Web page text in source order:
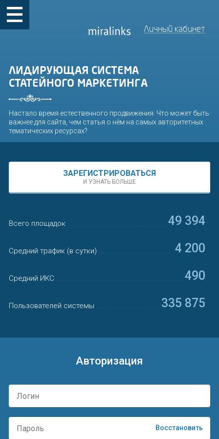
Личный кабинет
Авторизация
Восстановить
ЛИДИРУЮЩАЯ СИСТЕМА
СТАТЕЙНОГО МАРКЕТИНГА
Настало время естественного продвижения. Что может быть
важнее для сайта, чем статья о нём на самых авторитетных
тематических ресурсах?
ЗАРЕГИСТРИРОВАТЬСЯ
И УЗНАТЬ БОЛЬШЕ
Всего площадок 49 394
Средний трафик (в сутки) 4 200
Средний ИКС 490
Пользователей системы 335 875